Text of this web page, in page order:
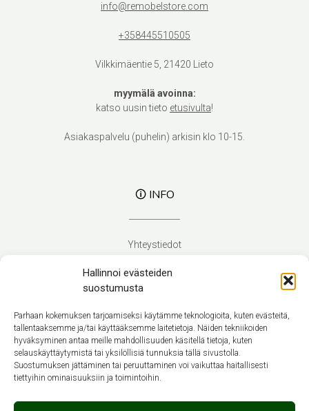
Hallinnoi evästeiden
suostumusta
Parhaan kokemuksen tarjoamiseksi käytämme teknologioita, kuten evästeitä,
tallentaaksemme ja/tai käyttääksemme laitetietoja. Näiden tekniikoiden
hyväksyminen antaa meille mahdollisuuden käsitellä tietoja, kuten
selauskäyttäytymistä tai yksilöllisiä tunnuksia tällä sivustolla.
Suostumuksen jättäminen tai peruuttaminen voi vaikuttaa haitallisesti
tiettyihin ominaisuuksiin ja toimintoihin.
info@remobelstore.com
+358445510505
Vilkkimäentie 5, 21420 Lieto
myymälä avoinna:
katso uusin tieto etusivulta!
Asiakaspalvelu (puhelin) arkisin klo 10-15.
🛈 INFO
Yhteystiedot
Toimitusehdot
Tietosuojaseloste
Suomi